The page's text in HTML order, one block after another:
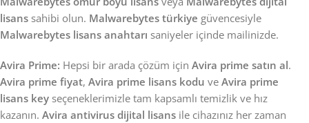
lisans sahibi olun. Malwarebytes türkiye güvencesiyle
Malwarebytes lisans anahtarı saniyeler içinde mailinizde.
Avira Prime: Hepsi bir arada çözüm için Avira prime satın al.
Avira prime fiyat, Avira prime lisans kodu ve Avira prime
lisans key seçeneklerimizle tam kapsamlı temizlik ve hız
kazanın. Avira antivirus dijital lisans ile cihazınız her zaman